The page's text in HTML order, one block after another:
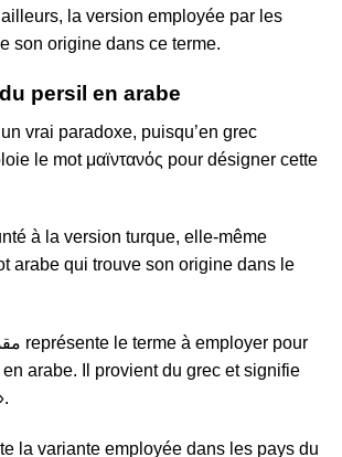
la version employée par les
son origine dans ce terme.
persil en arabe
un vrai paradoxe, puisqu’en grec
le mot μαϊντανός pour désigner cette
à la version turque, elle-même
arabe qui trouve son origine dans le
arabe. Il provient du grec et signifie